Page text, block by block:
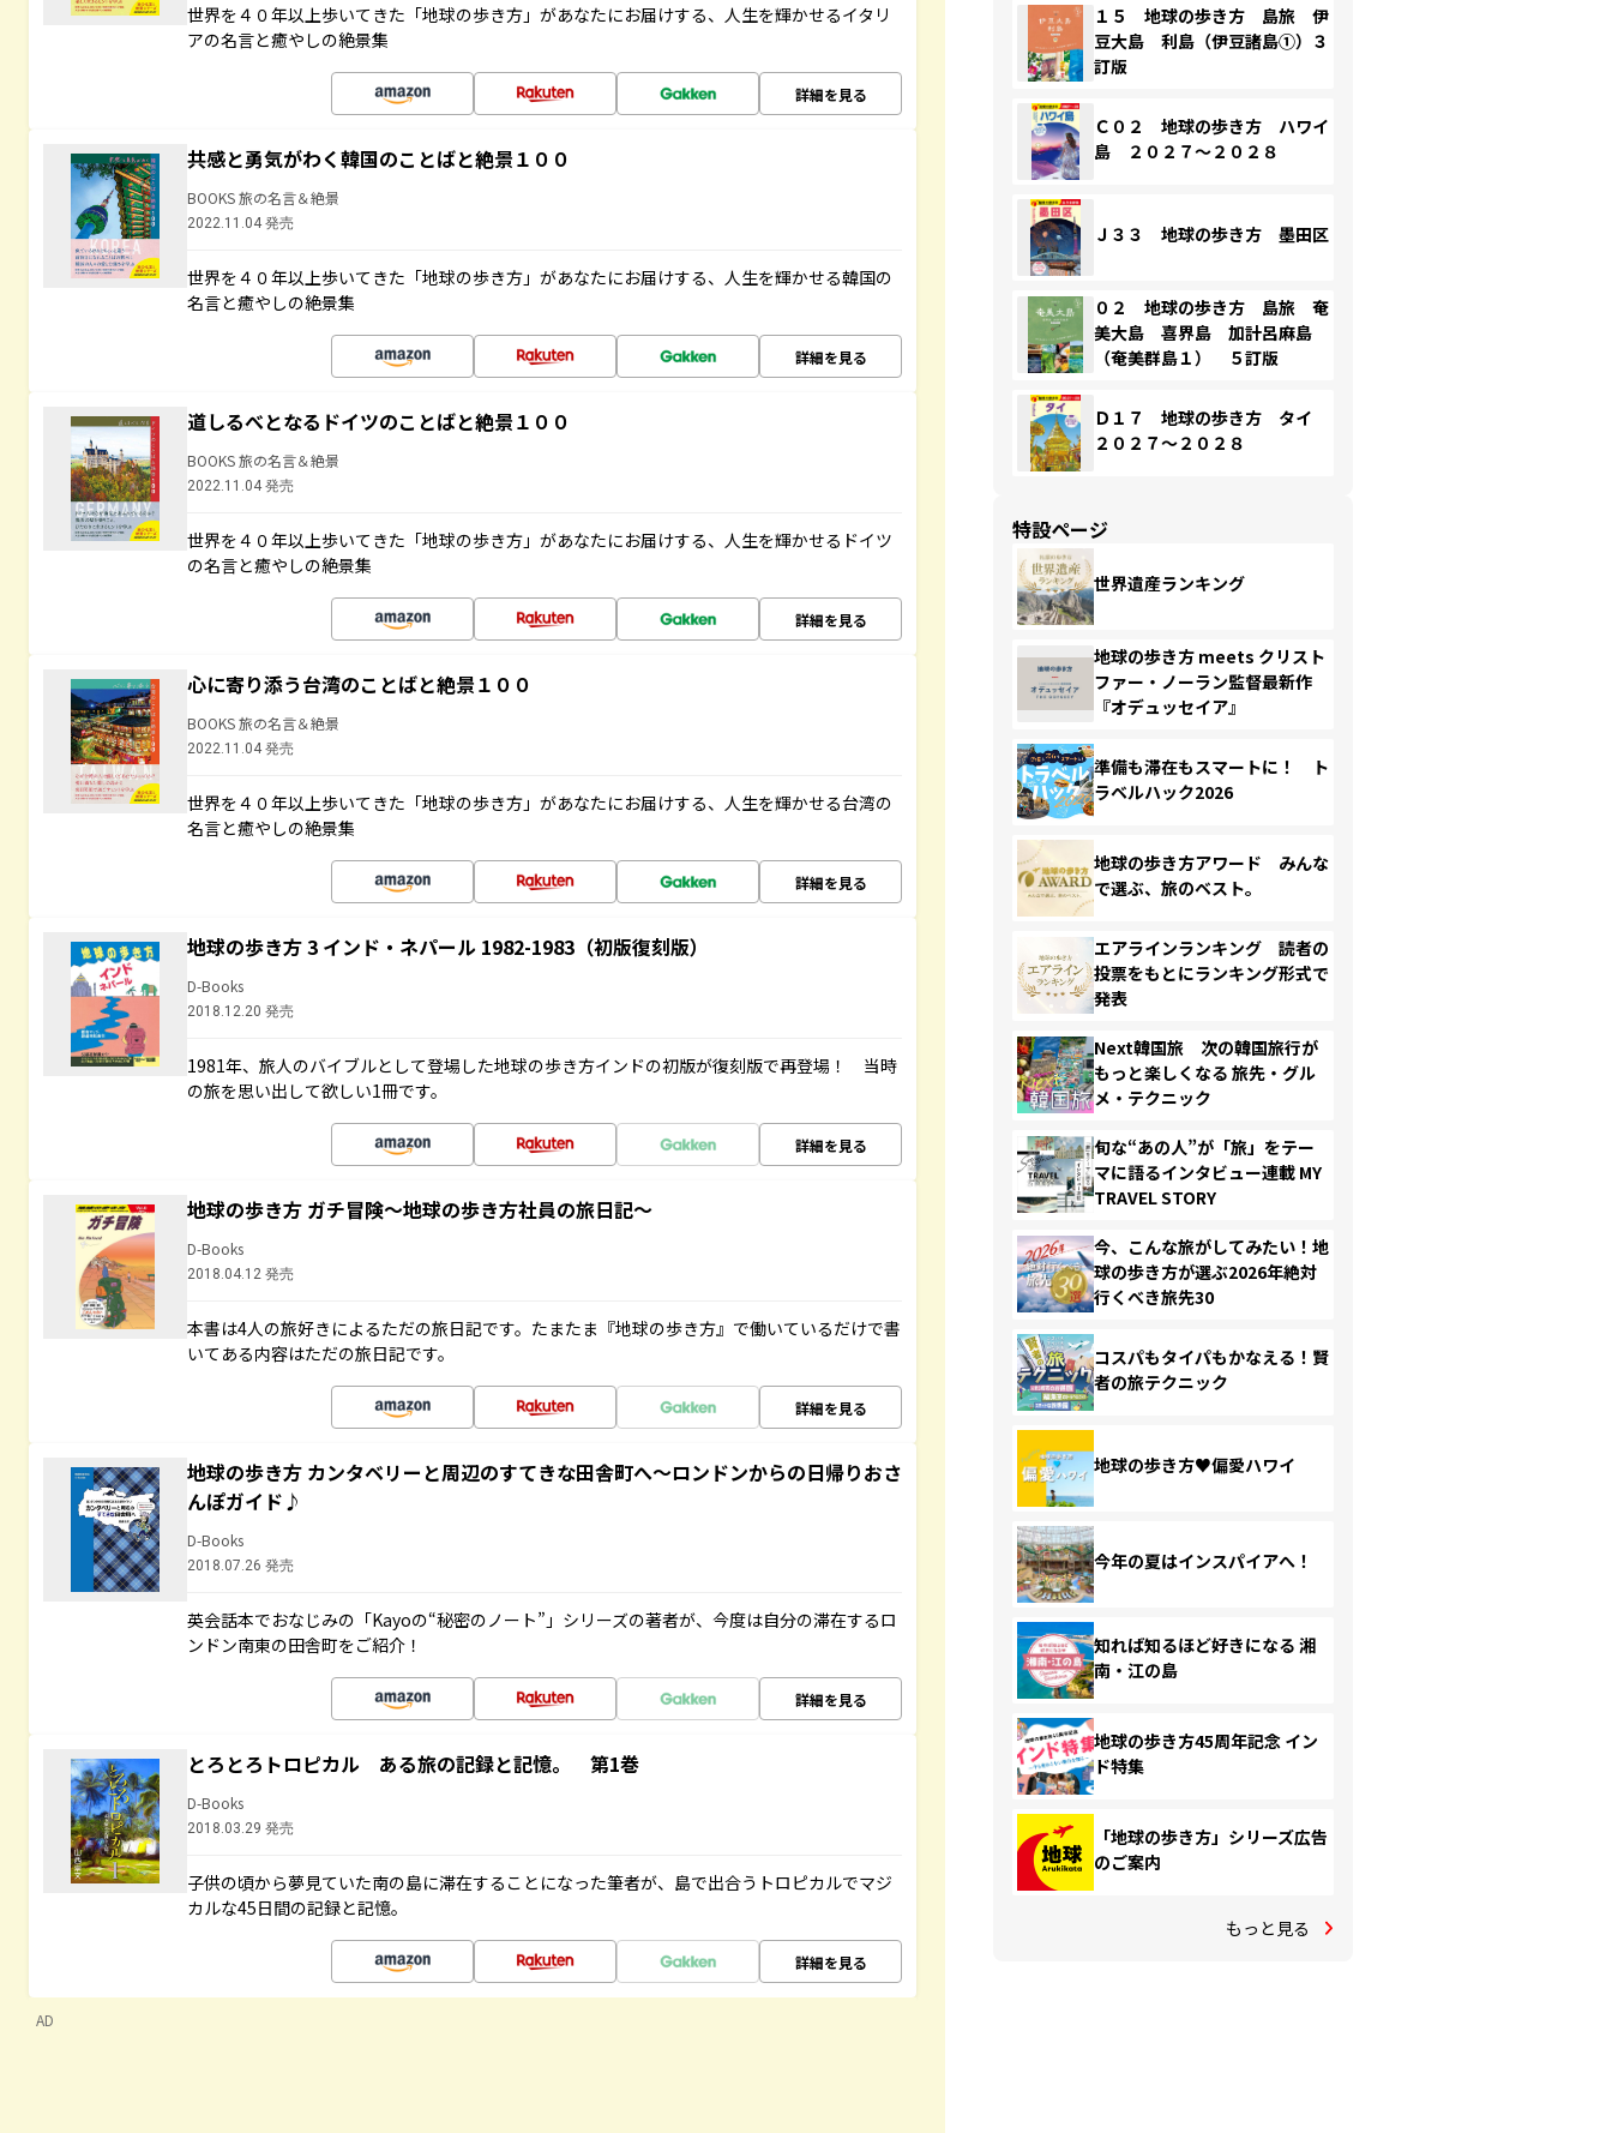
世界を４０年以上歩いてきた「地球の歩き方」があなたにお届けする、人生を輝かせるイタリ
アの名言と癒やしの絶景集
詳細を見る
共感と勇気がわく韓国のことばと絶景１００
BOOKS 旅の名言＆絶景
2022.11.04 発売
世界を４０年以上歩いてきた「地球の歩き方」があなたにお届けする、人生を輝かせる韓国の
名言と癒やしの絶景集
詳細を見る
道しるべとなるドイツのことばと絶景１００
BOOKS 旅の名言＆絶景
2022.11.04 発売
世界を４０年以上歩いてきた「地球の歩き方」があなたにお届けする、人生を輝かせるドイツ
の名言と癒やしの絶景集
詳細を見る
心に寄り添う台湾のことばと絶景１００
BOOKS 旅の名言＆絶景
2022.11.04 発売
世界を４０年以上歩いてきた「地球の歩き方」があなたにお届けする、人生を輝かせる台湾の
名言と癒やしの絶景集
詳細を見る
地球の歩き方 3 インド・ネパール 1982-1983（初版復刻版）
D-Books
2018.12.20 発売
1981年、旅人のバイブルとして登場した地球の歩き方インドの初版が復刻版で再登場！ 当時
の旅を思い出して欲しい1冊です。
詳細を見る
地球の歩き方 ガチ冒険～地球の歩き方社員の旅日記～
D-Books
2018.04.12 発売
本書は4人の旅好きによるただの旅日記です。たまたま『地球の歩き方』で働いているだけで書
いてある内容はただの旅日記です。
詳細を見る
地球の歩き方 カンタベリーと周辺のすてきな田舎町へ～ロンドンからの日帰りおさ
んぽガイド♪
D-Books
2018.07.26 発売
英会話本でおなじみの「Kayoの“秘密のノート”」シリーズの著者が、今度は自分の滞在するロ
ンドン南東の田舎町をご紹介！
詳細を見る
とろとろトロピカル ある旅の記録と記憶。 第1巻
D-Books
2018.03.29 発売
子供の頃から夢見ていた南の島に滞在することになった筆者が、島で出合うトロピカルでマジ
カルな45日間の記録と記憶。
詳細を見る
AD
１５ 地球の歩き方 島旅 伊
豆大島 利島（伊豆諸島①）３
訂版
Ｃ０２ 地球の歩き方 ハワイ
島 ２０２７～２０２８
Ｊ３３ 地球の歩き方 墨田区
０２ 地球の歩き方 島旅 奄
美大島 喜界島 加計呂麻島
（奄美群島１） ５訂版
Ｄ１７ 地球の歩き方 タイ
２０２７～２０２８
特設ページ
世界遺産ランキング
地球の歩き方 meets クリスト
ファー・ノーラン監督最新作
『オデュッセイア』
準備も滞在もスマートに！ ト
ラベルハック2026
地球の歩き方アワード みんな
で選ぶ、旅のベスト。
エアラインランキング 読者の
投票をもとにランキング形式で
発表
Next韓国旅 次の韓国旅行が
もっと楽しくなる 旅先・グル
メ・テクニック
旬な“あの人”が「旅」をテー
マに語るインタビュー連載 MY
TRAVEL STORY
今、こんな旅がしてみたい！地
球の歩き方が選ぶ2026年絶対
行くべき旅先30
コスパもタイパもかなえる！賢
者の旅テクニック
地球の歩き方♥偏愛ハワイ
今年の夏はインスパイアへ！
知れば知るほど好きになる 湘
南・江の島
地球の歩き方45周年記念 イン
ド特集
「地球の歩き方」シリーズ広告
のご案内
もっと見る